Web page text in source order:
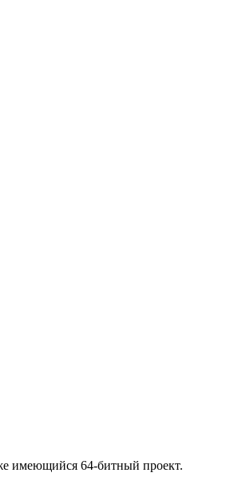
имеющийся 64-битный проект.